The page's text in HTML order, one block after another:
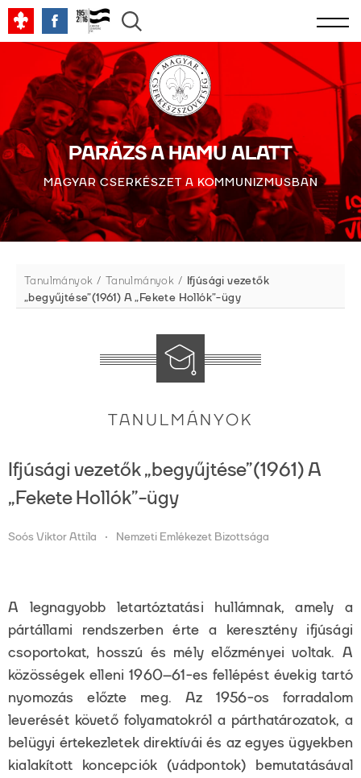
PARÁZS A HAMU ALATT
MAGYAR CSERKÉSZET A KOMMUNIZMUSBAN
Tanulmányok Tanulmányok
Ifjúsági vezetők
„begyűjtése”(1961) A „Fekete Hollók”-ügy
TANULMÁNYOK
Ifjúsági vezetők „begyűjtése”(1961) A
„Fekete Hollók”-ügy
Soós Viktor Attila Nemzeti Emlékezet Bizottsága
A legnagyobb letartóztatási hullámnak, amely a
pártállami rendszerben érte a keresztény ifjúsági
csoportokat, hosszú és mély előzményei voltak. A
közösségek elleni 1960–61-es fellépést évekig tartó
nyomozás előzte meg. Az 1956-os forradalom
leverését követő folyamatokról a párthatározatok, a
belügyi értekezletek direktívái és az egyes ügyekben
kialakított koncepciók (vádpontok) bemutatásával